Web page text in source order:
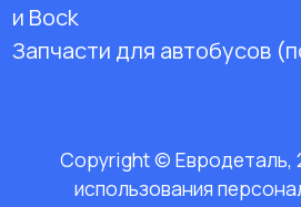
и Bock
Запчасти для автобусов
Copyright © Евродеталь,
использования